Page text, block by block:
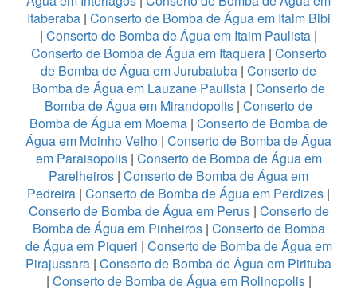
Itaberaba| Conserto de Bomba de Água em Itaim Bibi
| Conserto de Bomba de Água em Itaim Paulista |
Conserto de Bomba de Água em Itaquera| Conserto
de Bomba de Água em Jurubatuba | Conserto de
Bomba de Água em Lauzane Paulista | Conserto de
Bomba de Água em Mirandopolis | Conserto de
Bomba de Água em Moema | Conserto de Bomba de
Água em Moinho Velho | Conserto de Bomba de Água
em Paraisopolis| Conserto de Bomba de Água em
Parelheiros | Conserto de Bomba de Água em
Pedreira | Conserto de Bomba de Água em Perdizes |
Conserto de Bomba de Água em Perus| Conserto de
Bomba de Água em Pinheiros| Conserto de Bomba
de Água em Piqueri | Conserto de Bomba de Água em
Pirajussara | Conserto de Bomba de Água em Pirituba
| Conserto de Bomba de Água em Rolinopolis|